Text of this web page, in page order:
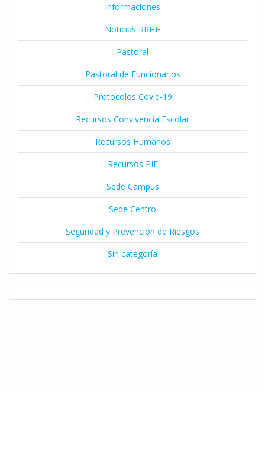
Informaciones
Noticias RRHH
Pastoral
Pastoral de Funcionarios
Protocolos Covid-19
Recursos Convivencia Escolar
Recursos Humanos
Recursos PIE
Sede Campus
Sede Centro
Seguridad y Prevención de Riesgos
Sin categoría